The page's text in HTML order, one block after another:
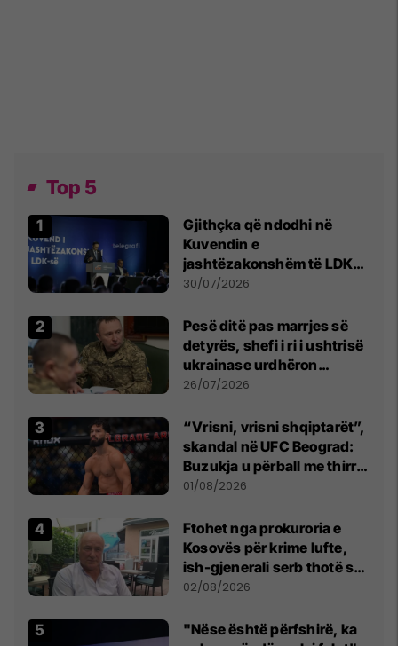
Top 5
Gjithçka që ndodhi në
Kuvendin e
jashtëzakonshëm të LDK-
së
30/07/2026
Pesë ditë pas marrjes së
detyrës, shefi i ri i ushtrisë
ukrainase urdhëron
kontroll të madh
26/07/2026
“Vrisni, vrisni shqiptarët”,
skandal në UFC Beograd:
Buzukja u përball me thirrje
anti-shqiptare nga
01/08/2026
Ftohet nga prokuroria e
Kosovës për krime lufte,
ish-gjenerali serb thotë se
dikush e tradhtoi në
02/08/2026
"Nëse është përfshirë, ka